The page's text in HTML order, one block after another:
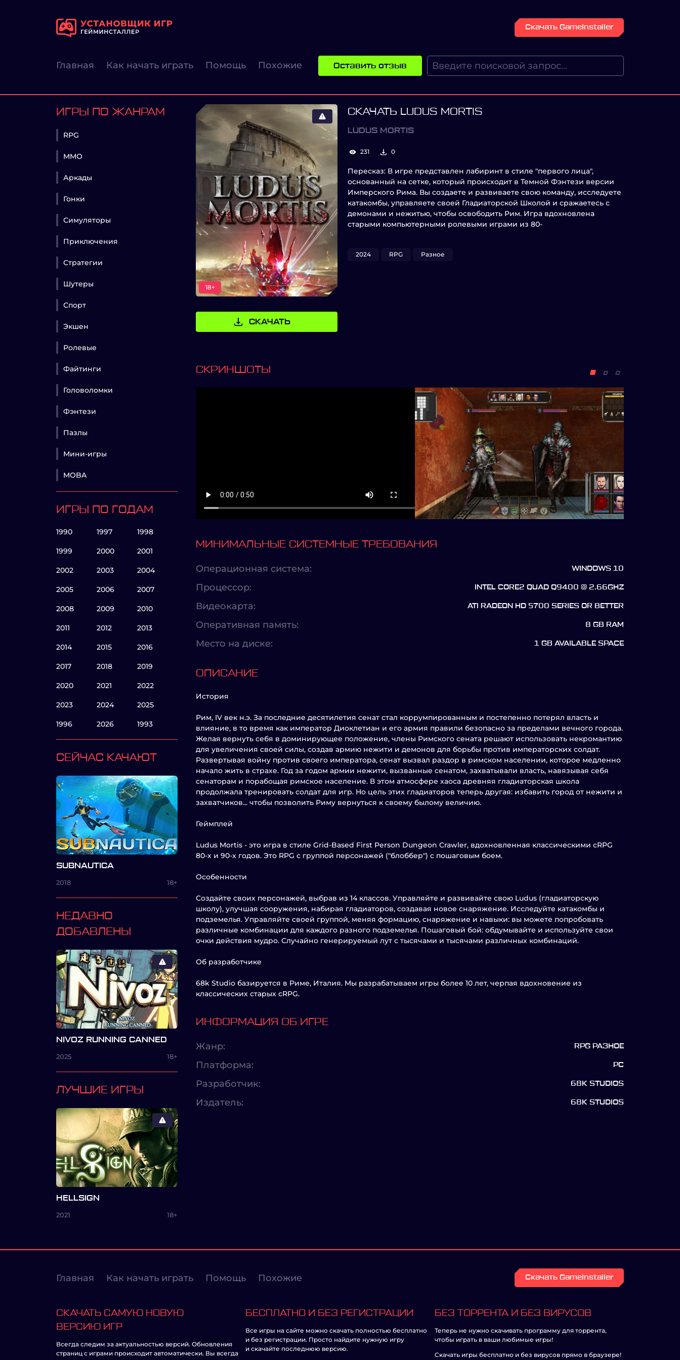
Скачать GameInstaller
Главная Как начать играть Помощь Похожие Оставить отзыв
ИГРЫ ПО ЖАНРАМ
RPG
MMO
Аркады
Гонки
Симуляторы
Приключения
Стратегии
Шутеры
Спорт
Экшен
Ролевые
Файтинги
Головоломки
Фэнтези
Пазлы
Мини-игры
MOBA
ИГРЫ ПО ГОДАМ
1990 1997 1998
1999 2000 2001
2002 2003 2004
2005 2006 2007
2008 2009 2010
2011 2012 2013
2014 2015 2016
2017 2018 2019
2020 2021 2022
2023 2024 2025
1996 2026 1993
СЕЙЧАС КАЧАЮТ
SUBNAUTICA
2018 18+
НЕДАВНО
ДОБАВЛЕНЫ
NIVOZ RUNNING CANNED
2025 18+
ЛУЧШИЕ ИГРЫ
HELLSIGN
2021 18+
18+
СКАЧАТЬ
СКАЧАТЬ LUDUS MORTIS
LUDUS MORTIS
231 0
Пересказ: В игре представлен лабиринт в стиле "первого лица",
основанный на сетке, который происходит в Темной Фэнтези версии
Имперского Рима. Вы создаете и развиваете свою команду, исследуете
катакомбы, управляете своей Гладиаторской Школой и сражаетесь с
демонами и нежитью, чтобы освободить Рим. Игра вдохновлена
старыми компьютерными ролевыми играми из 80-
2024 RPG Разное
СКРИНШОТЫ
МИНИМАЛЬНЫЕ СИСТЕМНЫЕ ТРЕБОВАНИЯ
Операционная система: WINDOWS 10
Процессор: INTEL CORE2 QUAD Q9400 @ 2.66GHZ
Видеокарта: ATI RADEON HD 5700 SERIES OR BETTER
Оперативная память: 8 GB RAM
Место на диске: 1 GB AVAILABLE SPACE
ОПИСАНИЕ
История
Рим, IV век н.э. За последние десятилетия сенат стал коррумпированным и постепенно потерял власть и
влияние, в то время как император Диоклетиан и его армия правили безопасно за пределами вечного города.
Желая вернуть себя в доминирующее положение, члены Римского сената решают использовать некромантию
для увеличения своей силы, создав армию нежити и демонов для борьбы против императорских солдат.
Развертывая войну против своего императора, сенат вызвал раздор в римском населении, которое медленно
начало жить в страхе. Год за годом армии нежити, вызванные сенатом, захватывали власть, навязывая себя
сенаторам и порабощая римское население. В этом атмосфере хаоса древняя гладиаторская школа
продолжала тренировать солдат для игр. Но цель этих гладиаторов теперь другая: избавить город от нежити и
захватчиков... чтобы позволить Риму вернуться к своему былому величию.
Геймплей
Ludus Mortis - это игра в стиле Grid-Based First Person Dungeon Crawler, вдохновленная классическими cRPG
80-х и 90-х годов. Это RPG с группой персонажей ("блоббер") с пошаговым боем.
Особенности
Создайте своих персонажей, выбрав из 14 классов. Управляйте и развивайте свою Ludus (гладиаторскую
школу), улучшая сооружения, набирая гладиаторов, создавая новое снаряжение. Исследуйте катакомбы и
подземелья. Управляйте своей группой, меняя формацию, снаряжение и навыки: вы можете попробовать
различные комбинации для каждого разного подземелья. Пошаговый бой: обдумывайте и используйте свои
очки действия мудро. Случайно генерируемый лут с тысячами и тысячами различных комбинаций.
Об разработчике
68k Studio базируется в Риме, Италия. Мы разрабатываем игры более 10 лет, черпая вдохновение из
классических старых cRPG.
ИНФОРМАЦИЯ ОБ ИГРЕ
Жанр: RPG РАЗНОЕ
Платформа: PC
Разработчик: 68K STUDIOS
Издатель: 68K STUDIOS
Главная Как начать играть Помощь Похожие Скачать GameInstaller
СКАЧАТЬ САМУЮ НОВУЮ
ВЕРСИЮ ИГР
Всегда следим за актуальностью версий. Обновления
страниц с играми происходит автоматически. Вы всегда
БЕСПЛАТНО И БЕЗ РЕГИСТРАЦИИ
Все игры на сайте можно скачать полностью бесплатно
и без регистрации. Просто найдите нужную игру
и скачайте последнюю версию.
БЕЗ ТОРРЕНТА И БЕЗ ВИРУСОВ
Теперь не нужно скачивать программу для торрента,
чтобы играть в ваши любимые игры!
Скачать игры бесплатно и без вирусов прямо в браузере!